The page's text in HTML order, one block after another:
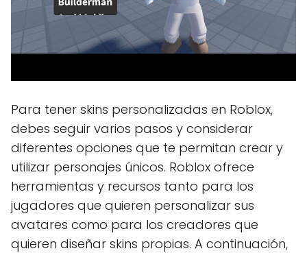
Para tener skins personalizadas en Roblox,
debes seguir varios pasos y considerar
diferentes opciones que te permitan crear y
utilizar personajes únicos. Roblox ofrece
herramientas y recursos tanto para los
jugadores que quieren personalizar sus
avatares como para los creadores que
quieren diseñar skins propias. A continuación,